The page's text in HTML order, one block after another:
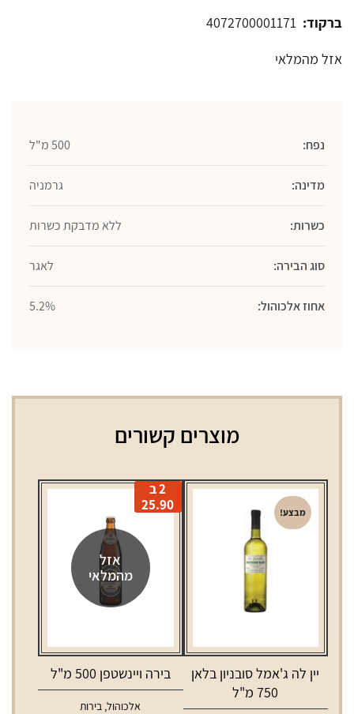
ברקוד:
אזל מהמלאי
נפח: 500 מ"ל
מדינה: גרמניה
כשרות: ללא מדבקת כשרות
סוג הבירה: לאגר
אחוז אלכוהול: 5.2%
מוצרים קשורים
מבצע!
יין לה ג'אמל סובניון בלאן
750 מ"ל
אזל
מהמלאי
2 ב
25.90
בירה ויינשטפן 500 מ"ל
אלכוהול, בירות